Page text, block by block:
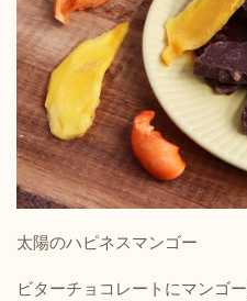
太陽のハピネスマンゴー
ビターチョコレートにマンゴ